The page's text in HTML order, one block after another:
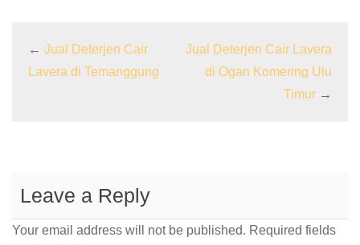
← Jual Deterjen Cair
Lavera di Temanggung
Jual Deterjen Cair Lavera
di Ogan Komering Ulu
Timur →
Leave a Reply
Your email address will not be published. Required fields